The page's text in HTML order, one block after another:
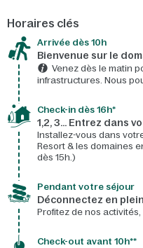
Horaires clés
Arrivée dès 10h​
Bienvenue sur le
Venez dès le matin
infrastructures. Nous
Check-in dès 16h*​
1,2, 3… Entrez dans
Installez-vous dans
Resort & les domaines
dès 15h.)
Pendant votre séjour
Déconnectez en
Profitez de nos
Check-out avant 10h**